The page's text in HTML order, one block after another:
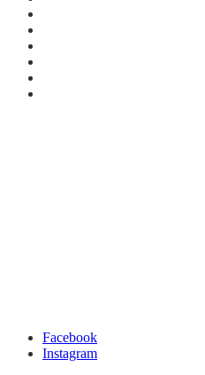
Facebook
Instagram